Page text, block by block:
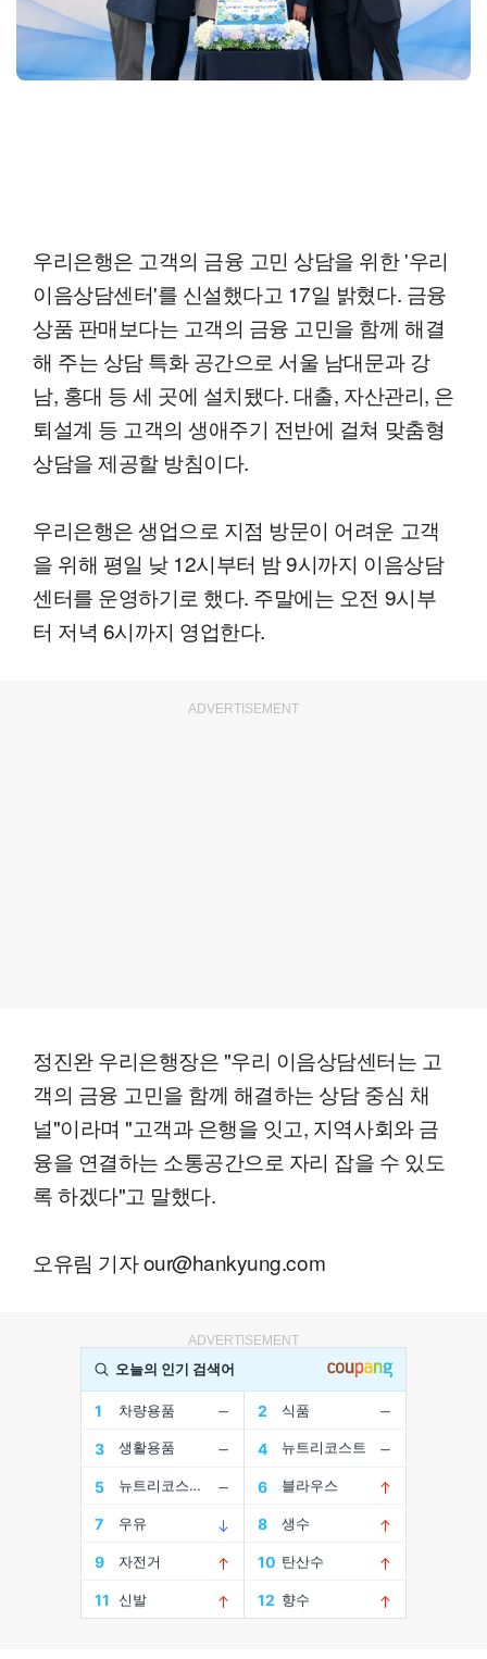
우리은행은 고객의 금융 고민 상담을 위한 '우리
이음상담센터'를 신설했다고 17일 밝혔다. 금융
상품 판매보다는 고객의 금융 고민을 함께 해결
해 주는 상담 특화 공간으로 서울 남대문과 강
남, 홍대 등 세 곳에 설치됐다. 대출, 자산관리, 은
퇴설계 등 고객의 생애주기 전반에 걸쳐 맞춤형
상담을 제공할 방침이다.
우리은행은 생업으로 지점 방문이 어려운 고객
을 위해 평일 낮 12시부터 밤 9시까지 이음상담
센터를 운영하기로 했다. 주말에는 오전 9시부
터 저녁 6시까지 영업한다.
ADVERTISEMENT
정진완 우리은행장은 "우리 이음상담센터는 고
객의 금융 고민을 함께 해결하는 상담 중심 채
널"이라며 "고객과 은행을 잇고, 지역사회와 금
융을 연결하는 소통공간으로 자리 잡을 수 있도
록 하겠다"고 말했다.
오유림 기자 our@hankyung.com
ADVERTISEMENT